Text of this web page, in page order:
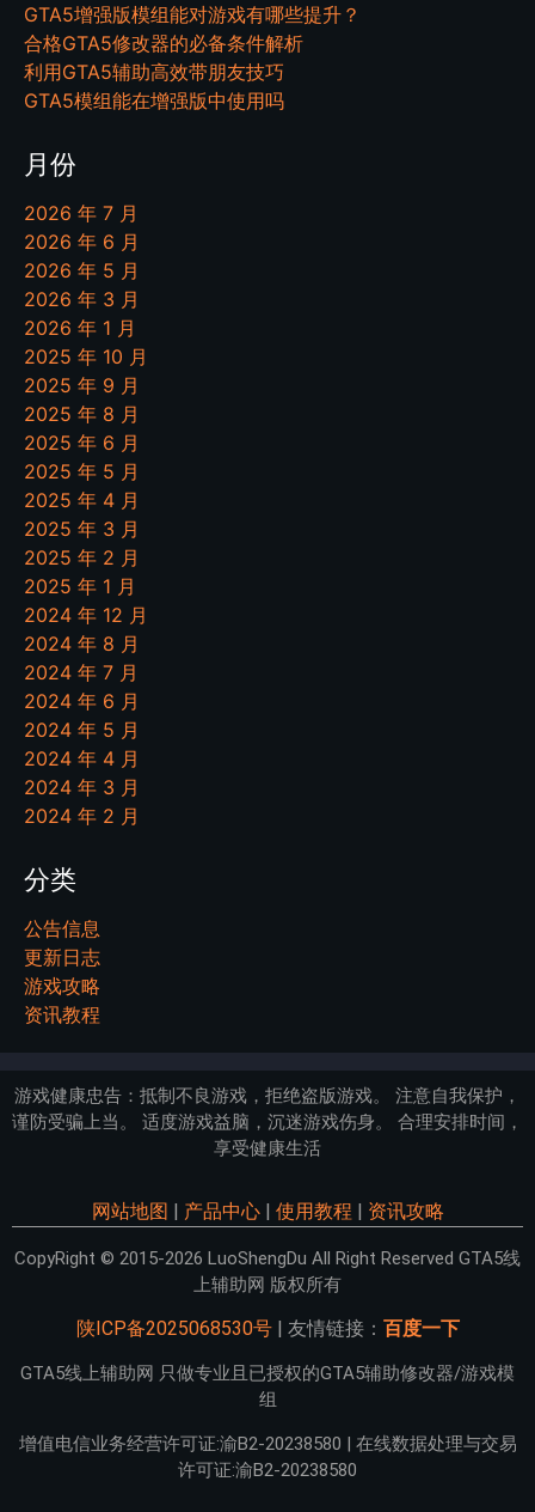
GTA5增强版模组能对游戏有哪些提升？
合格GTA5修改器的必备条件解析
利用GTA5辅助高效带朋友技巧
GTA5模组能在增强版中使用吗
月份
2026 年 7 月
2026 年 6 月
2026 年 5 月
2026 年 3 月
2026 年 1 月
2025 年 10 月
2025 年 9 月
2025 年 8 月
2025 年 6 月
2025 年 5 月
2025 年 4 月
2025 年 3 月
2025 年 2 月
2025 年 1 月
2024 年 12 月
2024 年 8 月
2024 年 7 月
2024 年 6 月
2024 年 5 月
2024 年 4 月
2024 年 3 月
2024 年 2 月
分类
公告信息
更新日志
游戏攻略
资讯教程
游戏健康忠告：抵制不良游戏，拒绝盗版游戏。 注意自我保护，
谨防受骗上当。 适度游戏益脑，沉迷游戏伤身。 合理安排时间，
享受健康生活
网站地图 | 产品中心| 使用教程 | 资讯攻略
CopyRight © 2015-2026 LuoShengDu All Right Reserved GTA5线
上辅助网 版权所有
陕ICP备2025068530号| 友情链接： 百度一下
GTA5线上辅助网 只做专业且已授权的GTA5辅助修改器/游戏模
组
增值电信业务经营许可证:渝B2-20238580 | 在线数据处理与交易
许可证:渝B2-20238580